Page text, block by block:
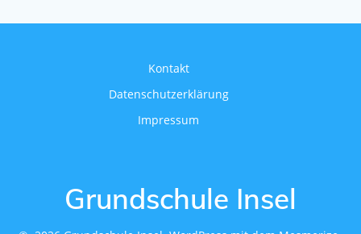
Kontakt
Datenschutzerklärung
Impressum
Grundschule Insel